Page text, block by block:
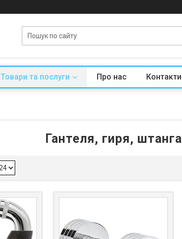
Товари та послуги Про нас Контакти
Гантеля, гиря, штанга